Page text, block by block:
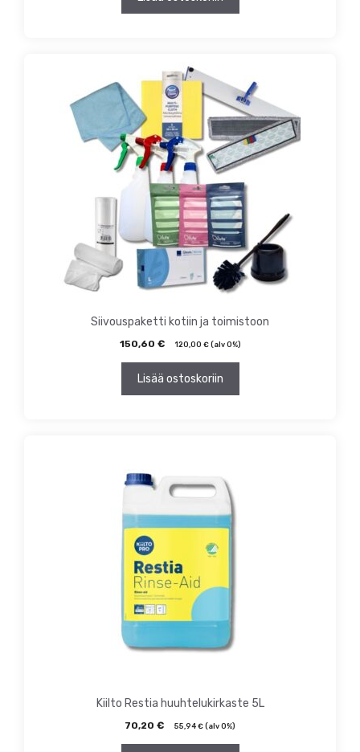
Siivouspaketti kotiin ja toimistoon
150,60 € 120,00 €(alv 0%)
Lisää ostoskoriin
Kiilto Restia huuhtelukirkaste 5L
70,20 € 55,94 € (alv 0%)